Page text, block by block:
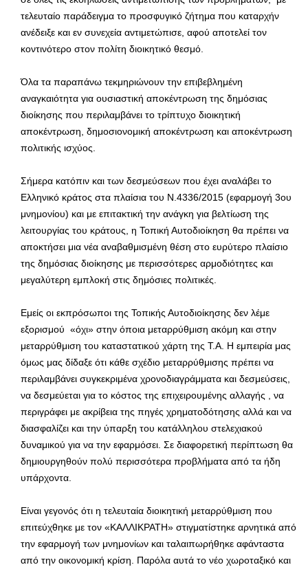
τελευταίο παράδειγμα το προσφυγικό ζήτημα που καταρχήν
ανέδειξε και εν συνεχεία αντιμετώπισε, αφού αποτελεί τον
κοντινότερο στον πολίτη διοικητικό θεσμό.
Όλα τα παραπάνω τεκμηριώνουν την επιβεβλημένη
αναγκαιότητα για ουσιαστική αποκέντρωση της δημόσιας
διοίκησης που περιλαμβάνει το τρίπτυχο διοικητική
αποκέντρωση, δημοσιονομική αποκέντρωση και αποκέντρωση
πολιτικής ισχύος.
Σήμερα κατόπιν και των δεσμεύσεων που έχει αναλάβει το
Ελληνικό κράτος στα πλαίσια του Ν.4336/2015 (εφαρμογή 3ου
μνημονίου) και με επιτακτική την ανάγκη για βελτίωση της
λειτουργίας του κράτους, η Τοπική Αυτοδιοίκηση θα πρέπει να
αποκτήσει μια νέα αναβαθμισμένη θέση στο ευρύτερο πλαίσιο
της δημόσιας διοίκησης με περισσότερες αρμοδιότητες και
μεγαλύτερη εμπλοκή στις δημόσιες πολιτικές.
Εμείς οι εκπρόσωποι της Τοπικής Αυτοδιοίκησης δεν λέμε
εξορισμού «όχι» στην όποια μεταρρύθμιση ακόμη και στην
μεταρρύθμιση του καταστατικού χάρτη της Τ.Α. Η εμπειρία μας
όμως μας δίδαξε ότι κάθε σχέδιο μεταρρύθμισης πρέπει να
περιλαμβάνει συγκεκριμένα χρονοδιαγράμματα και δεσμεύσεις,
να δεσμεύεται για το κόστος της επιχειρουμένης αλλαγής , να
περιγράφει με ακρίβεια της πηγές χρηματοδότησης αλλά και να
διασφαλίζει και την ύπαρξη του κατάλληλου στελεχιακού
δυναμικού για να την εφαρμόσει. Σε διαφορετική περίπτωση θα
δημιουργηθούν πολύ περισσότερα προβλήματα από τα ήδη
υπάρχοντα.
Είναι γεγονός ότι η τελευταία διοικητική μεταρρύθμιση που
επιτεύχθηκε με τον «ΚΑΛΛΙΚΡΑΤΗ» στιγματίστηκε αρνητικά από
την εφαρμογή των μνημονίων και ταλαιπωρήθηκε αφάνταστα
από την οικονομική κρίση. Παρόλα αυτά το νέο χωροταξικό και